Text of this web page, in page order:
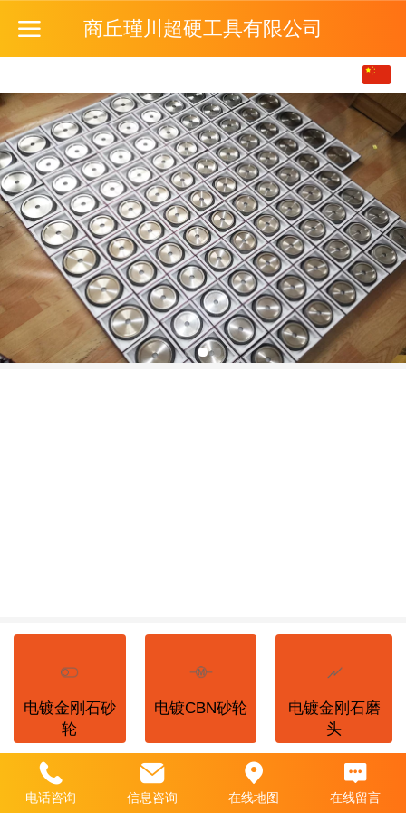
商丘瑾川超硬工具有限公司
English
电镀金刚石砂
轮
电镀CBN砂轮
电镀金刚石磨
头
电话咨询 信息咨询 在线地图 在线留言